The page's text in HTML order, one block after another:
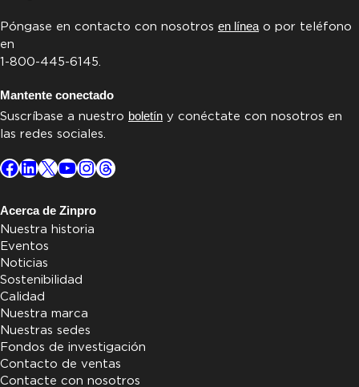
Póngase en contacto con nosotros en líneao por teléfono
en
1-800-445-6145.
Mantente conectado
Suscríbase a nuestro boletín y conéctate con nosotros en
las redes sociales.
Facebook
LinkedIn
X YouTube
Instagram
Threads
Acerca de Zinpro
Nuestra historia
Eventos
Noticias
Sostenibilidad
Calidad
Nuestra marca
Nuestras sedes
Fondos de investigación
Contacto de ventas
Contacte con nosotros